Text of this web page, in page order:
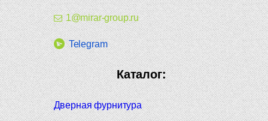
1@mirar-group.ru
Telegram
Каталог:
Дверная фурнитура